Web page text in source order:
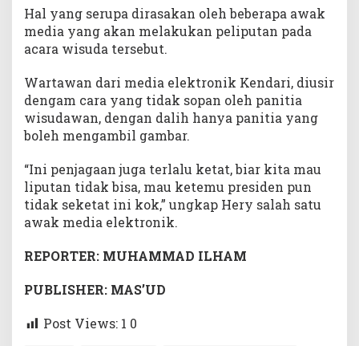
Hal yang serupa dirasakan oleh beberapa awak
media yang akan melakukan peliputan pada
acara wisuda tersebut.
Wartawan dari media elektronik Kendari, diusir
dengam cara yang tidak sopan oleh panitia
wisudawan, dengan dalih hanya panitia yang
boleh mengambil gambar.
“Ini penjagaan juga terlalu ketat, biar kita mau
liputan tidak bisa, mau ketemu presiden pun
tidak seketat ini kok,” ungkap Hery salah satu
awak media elektronik.
REPORTER: MUHAMMAD ILHAM
PUBLISHER: MAS’UD
Post Views: 1 0